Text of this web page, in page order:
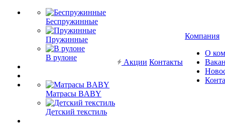
Беспружинные
Пружинные
В рулоне
Матрасы BABY
Детский текстиль
Акции Контакты
Компания
О